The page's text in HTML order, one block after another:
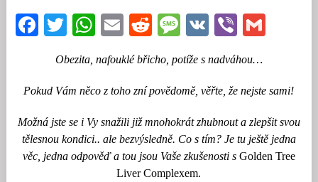
Facebook
Twitter
WhatsApp
EmailRedditMessage
VKViber
Obezita, nafouklé břicho, potíže s nadváhou…
Pokud Vám něco z toho zní povědomě, věřte, že nejste sami!
Možná jste se i Vy snažili již mnohokrát zhubnout a zlepšit svou
tělesnou kondici.. ale bezvýsledně. Co s tím? Je tu ještě jedna
věc, jedna odpověď a tou jsou Vaše zkušenosti s Golden Tree
Liver Complexem.